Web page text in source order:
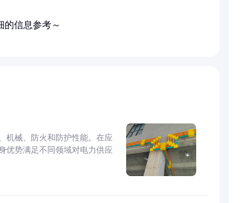
的信息参考～
机械、防火和防护性能。在应
优势满足不同领域对电力供应